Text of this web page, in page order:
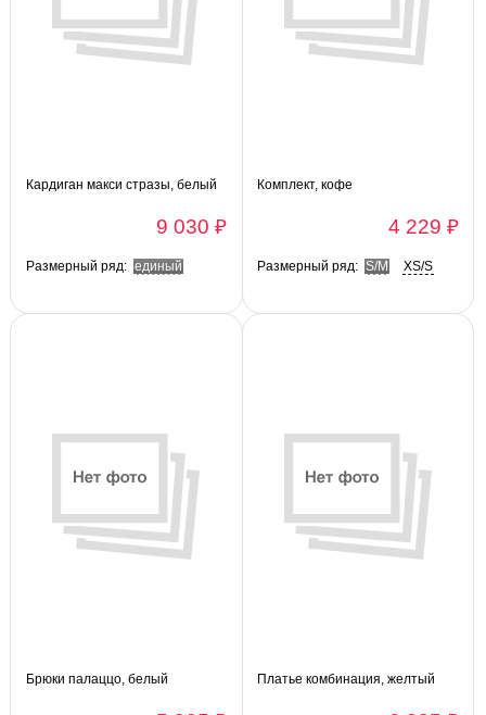
Кардиган макси стразы, белый
9 030 ₽
Размерный ряд: единый
Комплект, кофе
4 229 ₽
Размерный ряд: S/M XS/S
Брюки палаццо, белый Платье комбинация, желтый